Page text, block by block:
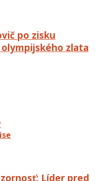
po zisku
zlata
Líder pred